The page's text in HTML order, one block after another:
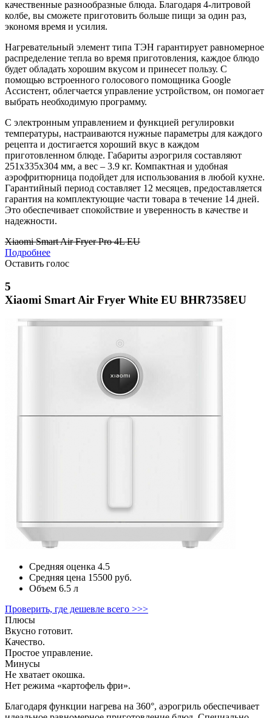
качественные разнообразные блюда. Благодаря 4-литровой
колбе, вы сможете приготовить больше пищи за один раз,
экономя время и усилия.
Нагревательный элемент типа ТЭН гарантирует равномерное
распределение тепла во время приготовления, каждое блюдо
будет обладать хорошим вкусом и принесет пользу. С
помощью встроенного голосового помощника Google
Ассистент, облегчается управление устройством, он помогает
выбрать необходимую программу.
С электронным управлением и функцией регулировки
температуры, настраиваются нужные параметры для каждого
рецепта и достигается хороший вкус в каждом
приготовленном блюде. Габариты аэрогриля составляют
251x335x304 мм, а вес – 3.9 кг. Компактная и удобная
аэрофритюрница подойдет для использования в любой кухне.
Гарантийный период составляет 12 месяцев, предоставляется
гарантия на комплектующие части товара в течение 14 дней.
Это обеспечивает спокойствие и уверенность в качестве и
надежности.
Xiaomi Smart Air Fryer Pro 4L EU
Подробнее
Оставить голос
5
Xiaomi Smart Air Fryer White EU BHR7358EU
Средняя оценка 4.5
Средняя цена 15500 руб.
Объем 6.5 л
Проверить, где дешевле всего >>>
Плюсы
Вкусно готовит.
Качество.
Простое управление.
Минусы
Не хватает окошка.
Нет режима «картофель фри».
Благодаря функции нагрева на 360°, аэрогриль обеспечивает